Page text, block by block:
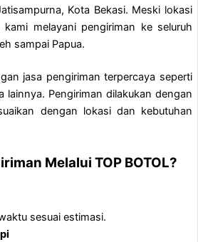
Kota Bekasi. Meski lokasi
melayani pengiriman ke seluruh
sampai Papua.
jasa pengiriman terpercaya seperti
lainnya. Pengiriman dilakukan dengan
dengan lokasi dan kebutuhan
Melalui TOP BOTOL?
sesuai estimasi.